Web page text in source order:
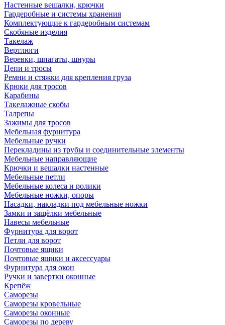
Настенные вешалки, крючки
Гардеробные и системы хранения
Комплектующие к гардеробным системам
Скобяные изделия
Такелаж
Вертлюги
Веревки, шпагаты, шнуры
Цепи и тросы
Ремни и стяжки для крепления груза
Крюки для тросов
Карабины
Такелажные скобы
Талрепы
Зажимы для тросов
Мебельная фурнитура
Мебельные ручки
Перекладины из трубы и соединительные элементы
Мебельные направляющие
Крючки и вешалки настенные
Мебельные петли
Мебельные колеса и ролики
Мебельные ножки, опоры
Насадки, накладки под мебельные ножки
Замки и защёлки мебельные
Навесы мебельные
Фурнитура для ворот
Петли для ворот
Почтовые ящики
Почтовые ящики и аксессуары
Фурнитура для окон
Ручки и завертки оконные
Крепёж
Саморезы
Саморезы кровельные
Саморезы оконные
Саморезы по дереву